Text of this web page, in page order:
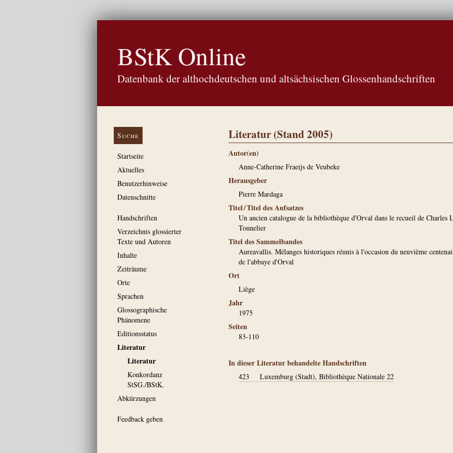
BStK Online
Datenbank der althochdeutschen und altsächsischen Glossenhandschriften
Suche
Startseite
Aktuelles
Benutzerhinweise
Datenschnitte
Handschriften
Verzeichnis glossierter
Texte und Autoren
Inhalte
Zeiträume
Orte
Sprachen
Glossographische
Phänomene
Editionsstatus
Literatur
Literatur
Konkordanz
StSG./BStK.
Abkürzungen
Feedback geben
Literatur (Stand 2005)
Autor(en)
Anne-Catherine Fraeijs de Veubeke
Herausgeber
Pierre Mardaga
Titel / Titel des Aufsatzes
Un ancien catalogue de la bibliothèque d'Orval dans le recueil de Charles
Tonnelier
Titel des Sammelbandes
Aureavallis. Mélanges historiques réunis à l'occasion du neuvième
de l'abbaye d'Orval
Ort
Liège
Jahr
1975
Seiten
83-110
In dieser Literatur behandelte Handschriften
423 Luxemburg (Stadt), Bibliothèque Nationale 22